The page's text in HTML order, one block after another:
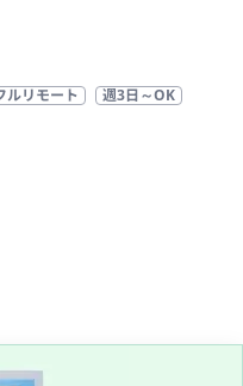
ルリモート
週3日～OK